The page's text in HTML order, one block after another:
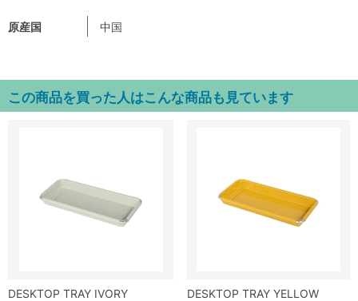
原産国 中国
この商品を買った人はこんな商品も見ています
DESKTOP TRAY IVORY DESKTOP TRAY YELLOW